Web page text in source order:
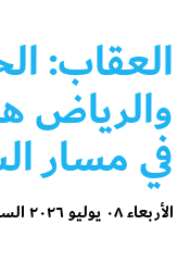
العقاب:
والرياض
في مسار
الأربعاء ٠٨ يوليو ٢٠٢٦ الساعة ٠٨:٢٠ صباحاً